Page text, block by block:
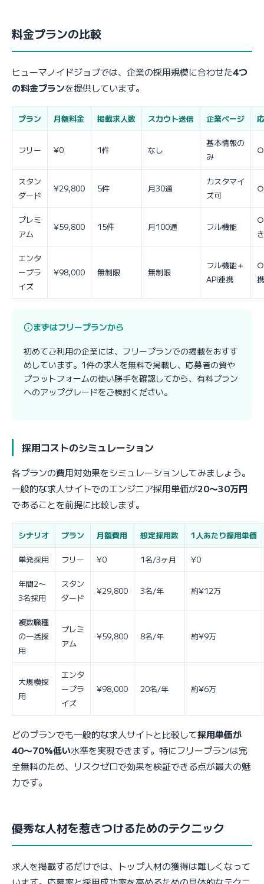
料金プランの比較
ヒューマノイドジョブでは、企業の採用規模に合わせた4つ
の料金プランを提供しています。
プラン 月額料金 掲載求人数 スカウト送信 企業ページ
フリー ¥0 1件 なし
基本情報の
み
○
スタン
ダード
¥29,800 5件 月30通
カスタマイ
ズ可
○
プレミ
アム
¥59,800 15件 月100通 フル機能
○
エンタ
ープラ
イズ
¥98,000 無制限 無制限
フル機能＋
API連携
○
まずはフリープランから
初めてご利用の企業には、フリープランでの掲載をおすす
めしています。1件の求人を無料で掲載し、応募者の質や
プラットフォームの使い勝手を確認してから、有料プラン
へのアップグレードをご検討ください。
採用コストのシミュレーション
各プランの費用対効果をシミュレーションしてみましょう。
一般的な求人サイトでのエンジニア採用単価が20〜30万円
であることを前提に比較します。
シナリオ プラン 月額費用 想定採用数 1人あたり採用単価
単発採用 フリー ¥0 1名/3ヶ月 ¥0
年間2〜
3名採用
スタン
ダード
¥29,800 3名/年 約¥12万
複数職種
の一括採
用
プレミ
アム
¥59,800 8名/年 約¥9万
大規模採
用
エンタ
ープラ
イズ
¥98,000 20名/年 約¥6万
どのプランでも一般的な求人サイトと比較して採用単価が
40〜70%低い水準を実現できます。特にフリープランは完
全無料のため、リスクゼロで効果を検証できる点が最大の魅
力です。
優秀な人材を惹きつけるためのテクニック
求人を掲載するだけでは、トップ人材の獲得は難しくなって